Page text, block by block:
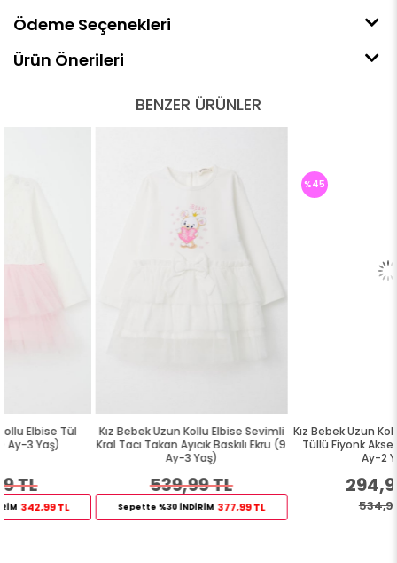
Ödeme Seçenekleri
Ürün Önerileri
BENZER ÜRÜNLER
Kız Bebek Uzun Kollu Elbise Sevimli
Kral Tacı Takan Ayıcık Baskılı Ekru (9
Sepette %30 İNDİRİM 377,99 TL
Kız Bebek Uzun Kollu Elbise Dantelli
Tüllü Fiyonk Aksesuarlı Beyaz (9